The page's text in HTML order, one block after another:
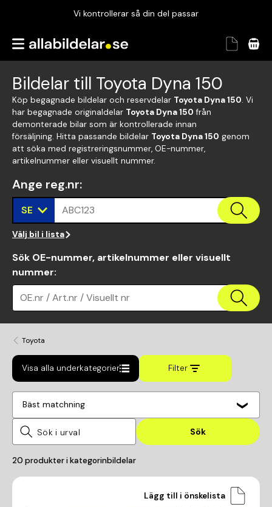
Vi kontrollerar så din del passar
Garanterad passform
Vi kontrollerar så din del passar
Bildelar till Toyota Dyna 150
Köp begagnade bildelar och reservdelar Toyota Dyna 150. Vi
har begagnade originaldelar Toyota Dyna 150 från
demonterade bilar som är kontrollerade innan
försäljning. Hitta passande bildelar Toyota Dyna 150 genom
att söka med registreringsnummer, OE-nummer,
artikelnummer eller visuellt nummer.
Ange reg.nr:
SE ABC123
Välj bil i lista
Sök OE-nummer, artikelnummer eller visuellt
nummer:
OE.nr / Art.nr / Visuellt nr
Toyota
Visa alla underkategorier Filter
Bäst matchning
Sök
20 produkter i kategorinbildelar
Lägg till i önskelista